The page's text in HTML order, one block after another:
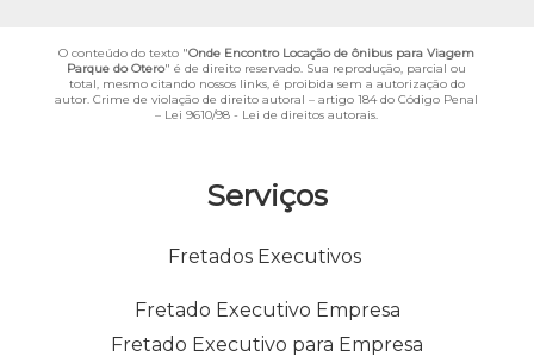
Serviços
Fretados Executivos
Fretado Executivo Empresa
Fretado Executivo para Empresa
O conteúdo do texto "Onde Encontro Locação de ônibus para Viagem
Parque do Otero" é de direito reservado. Sua reprodução, parcial ou
total, mesmo citando nossos links, é proibida sem a autorização do
autor. Crime de violação de direito autoral – artigo 184 do Código Penal
– Lei 9610/98 - Lei de direitos autorais.